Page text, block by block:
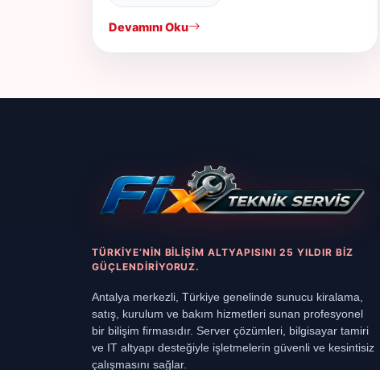
Devamını Oku
TÜRKIYE’NIN BILIŞIM ALTYAPISINI 25 YILDIR BIZ
GÜÇLENDIRIYORUZ.
Antalya merkezli, Türkiye genelinde sunucu kiralama,
satış, kurulum ve bakım hizmetleri sunan profesyonel
bir bilişim firmasıdır. Server çözümleri, bilgisayar tamiri
ve IT altyapı desteğiyle işletmelerin güvenli ve kesintisiz
çalışmasını sağlar.